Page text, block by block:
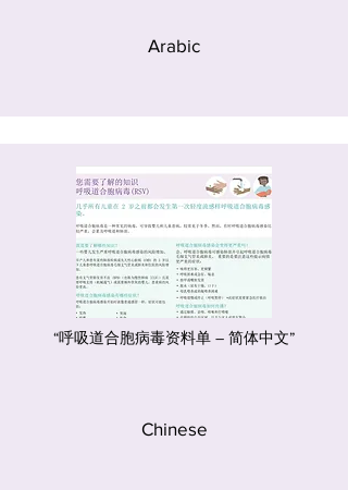
Arabic
“呼吸道合胞病毒资料单 – 简体中文”
Chinese